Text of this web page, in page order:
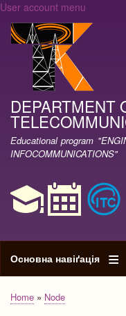
User account menu
DEPARTMENT
Educational program
INFOCOMMUNICATIONS"
Основна навіґація
Breadcrumb
Home Node